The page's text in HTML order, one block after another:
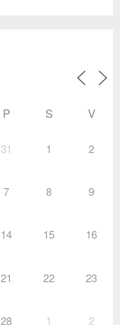
P S V
31 1 2
7 8 9
14 15 16
21 22 23
28 1 2